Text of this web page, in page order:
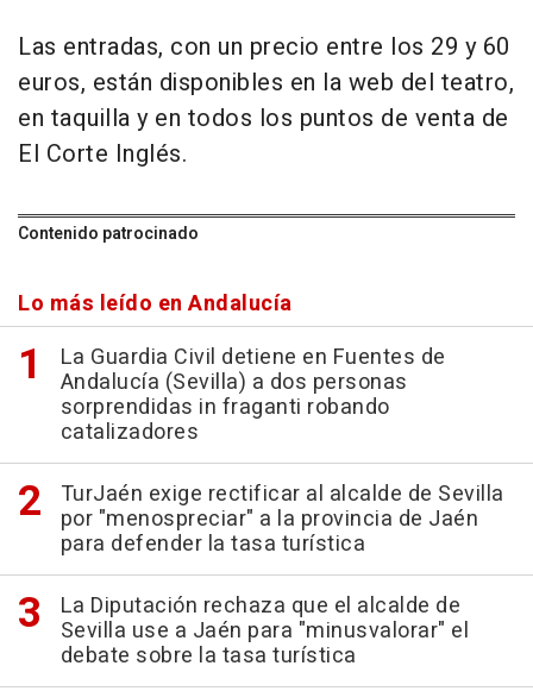
Las entradas, con un precio entre los 29 y 60
euros, están disponibles en la web del teatro,
en taquilla y en todos los puntos de venta de
El Corte Inglés.
Contenido patrocinado
Lo más leído en Andalucía
La Guardia Civil detiene en Fuentes de
Andalucía (Sevilla) a dos personas
sorprendidas in fraganti robando
catalizadores
TurJaén exige rectificar al alcalde de Sevilla
por "menospreciar" a la provincia de Jaén
para defender la tasa turística
La Diputación rechaza que el alcalde de
Sevilla use a Jaén para "minusvalorar" el
debate sobre la tasa turística